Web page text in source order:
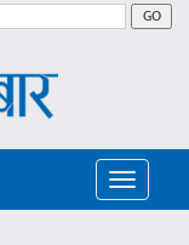
GO
Toggle